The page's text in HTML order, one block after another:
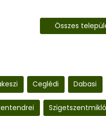
Összes
Ceglédi Dabasi